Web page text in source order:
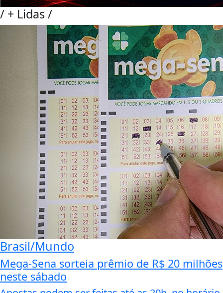
/ + Lidas/
Brasil/Mundo
Mega-Sena sorteia prêmio de R$ 20 milhões
neste sábado